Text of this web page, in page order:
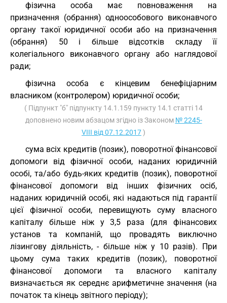
фізична особа має повноваження на
призначення (обрання) одноособового виконавчого
органу такої юридичної особи або на призначення
(обрання) 50 і більше відсотків складу її
колегіального виконавчого органу або наглядової
ради;
фізична особа є кінцевим бенефіціарним
власником (контролером) юридичної особи;
( Підпункт "б" підпункту 14.1.159 пункту 14.1 статті 14
доповнено новим абзацом згідно із Законом № 2245-
VIII від 07.12.2017)
сума всіх кредитів (позик), поворотної фінансової
допомоги від фізичної особи, наданих юридичній
особі, та/або будь-яких кредитів (позик), поворотної
фінансової допомоги від інших фізичних осіб,
наданих юридичній особі, які надаються під гарантії
цієї фізичної особи, перевищують суму власного
капіталу більше ніж у 3,5 раза (для фінансових
установ та компаній, що провадять виключно
лізингову діяльність, - більше ніж у 10 разів). При
цьому сума таких кредитів (позик), поворотної
фінансової допомоги та власного капіталу
визначається як середнє арифметичне значення (на
початок та кінець звітного періоду);